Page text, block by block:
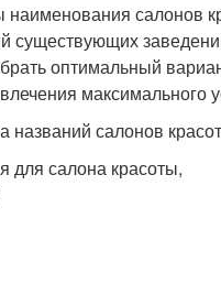
салонов
существующих
оптимальный
максимального
названий салонов
для салона красоты,